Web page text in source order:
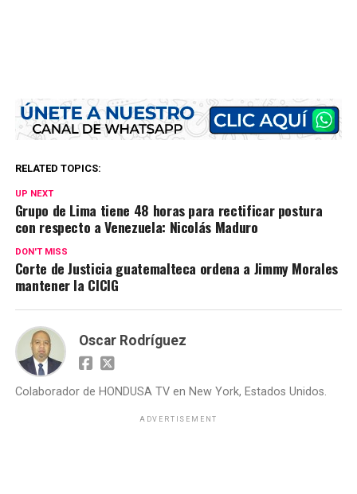
RELATED TOPICS:
UP NEXT
Grupo de Lima tiene 48 horas para rectificar postura
con respecto a Venezuela: Nicolás Maduro
DON'T MISS
Corte de Justicia guatemalteca ordena a Jimmy Morales
mantener la CICIG
Oscar Rodríguez
Colaborador de HONDUSA TV en New York, Estados Unidos.
ADVERTISEMENT